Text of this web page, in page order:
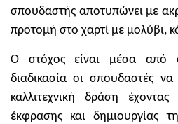
σπουδαστής αποτυπώνει με
προτομή στο χαρτί με μολύβι,
Ο στόχος είναι μέσα από
διαδικασία οι σπουδαστές
καλλιτεχνική δράση
έκφρασης και δημιουργίας